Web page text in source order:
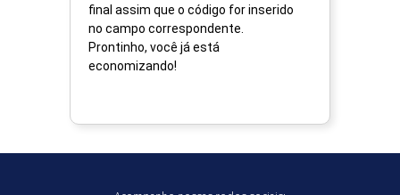
final assim que o código for inserido
no campo correspondente.
Prontinho, você já está
economizando!